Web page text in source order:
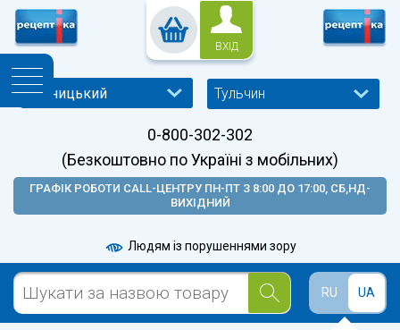
ВХІД
Тульчин
0-800-302-302
(Безкоштовно по Україні з мобільних)
ГРАФІК РОБОТИ CALL-ЦЕНТРУ ПН-ПТ З 8:00 ДО 17:00, СБ,НД-
ВИХІДНИЙ
Людям із порушеннями зору
RU UA